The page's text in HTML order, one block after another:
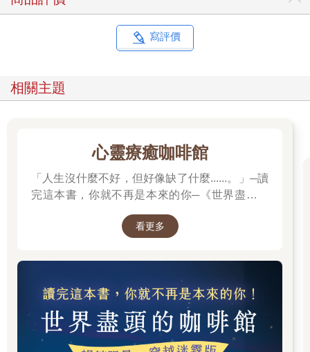
寫評價
相關主題
心靈療癒咖啡館
「人生沒什麼不好，但好像缺了什麼......。」─讀
完這本書，你就不再是本來的你─《世界盡頭的
看更多